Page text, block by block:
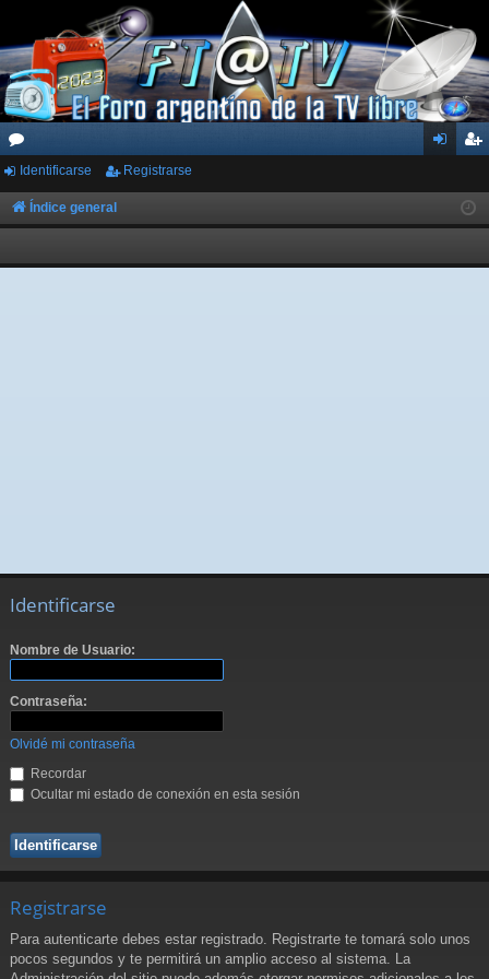
or
os
ar
ist
rs
Identificarse Registrarse
Índice general
Identificarse
Nombre de Usuario:
Contraseña:
Olvidé mi contraseña
Recordar
Ocultar mi estado de conexión en esta sesión
Registrarse
Para autenticarte debes estar registrado. Registrarte te tomará solo unos
pocos segundos y te permitirá un amplio acceso al sistema. La